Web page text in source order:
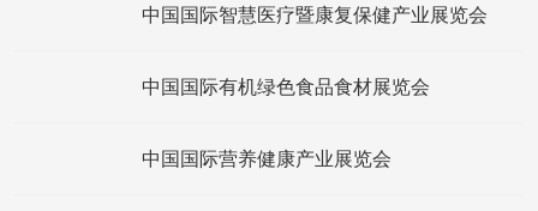
中国国际智慧医疗暨康复保健产业展览会
中国国际有机绿色食品食材展览会
中国国际营养健康产业展览会